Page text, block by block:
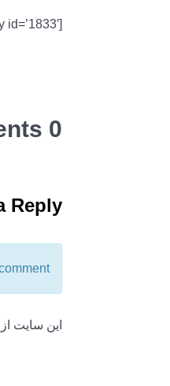
[slideshow_deploy id=’1833′]
0 Comments
Reply
این سایت